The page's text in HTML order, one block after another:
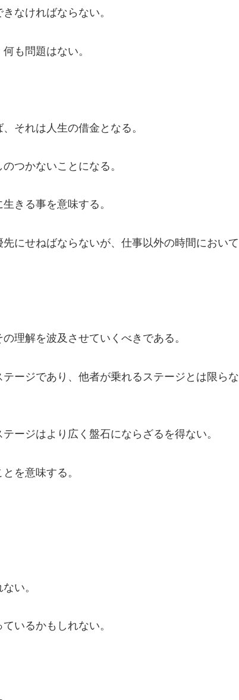
なければならない。
も問題はない。
それは人生の借金となる。
つかないことになる。
きる事を意味する。
にせねばならないが、仕事以外の時間において
理解を波及させていくべきである。
ージであり、他者が乗れるステージとは限らな
ージはより広く盤石にならざるを得ない。
を意味する。
い。
いるかもしれない。